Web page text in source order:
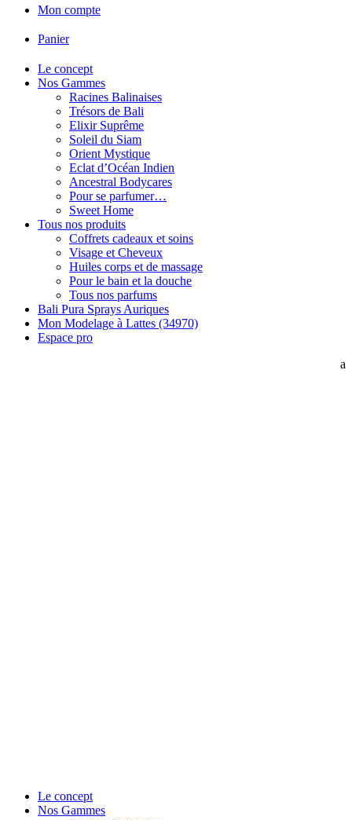
Mon compte
Panier
Le concept
Nos Gammes
Racines Balinaises
Trésors de Bali
Elixir Suprême
Soleil du Siam
Orient Mystique
Eclat d’Océan Indien
Ancestral Bodycares
Pour se parfumer…
Sweet Home
Tous nos produits
Coffrets cadeaux et soins
Visage et Cheveux
Huiles corps et de massage
Pour le bain et la douche
Tous nos parfums
Bali Pura Sprays Auriques
Mon Modelage à Lattes (34970)
Espace pro
a
Le concept
Nos Gammes